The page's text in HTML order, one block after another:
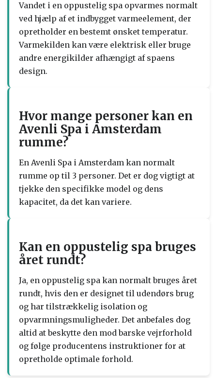
Vandet i en oppustelig spa opvarmes normalt
ved hjælp af et indbygget varmeelement, der
opretholder en bestemt ønsket temperatur.
Varmekilden kan være elektrisk eller bruge
andre energikilder afhængigt af spaens
design.
Hvor mange personer kan en
Avenli Spa i Amsterdam
rumme?
En Avenli Spa i Amsterdam kan normalt
rumme op til 3 personer. Det er dog vigtigt at
tjekke den specifikke model og dens
kapacitet, da det kan variere.
Kan en oppustelig spa bruges
året rundt?
Ja, en oppustelig spa kan normalt bruges året
rundt, hvis den er designet til udendørs brug
og har tilstrækkelig isolation og
opvarmningsmuligheder. Det anbefales dog
altid at beskytte den mod barske vejrforhold
og følge producentens instruktioner for at
opretholde optimale forhold.